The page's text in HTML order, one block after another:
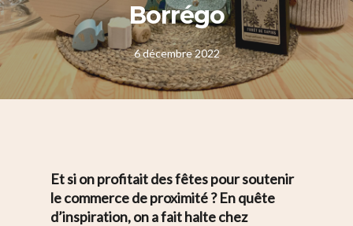
Borrégo
6 décembre 2022
Et si on profitait des fêtes pour soutenir
le commerce de proximité ? En quête
d’inspiration, on a fait halte chez